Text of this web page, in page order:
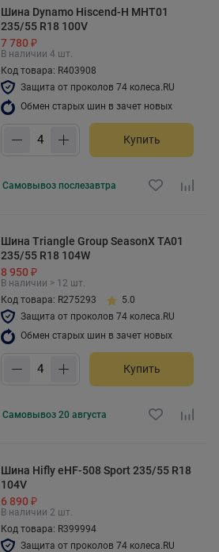
Шина Dynamo Hiscend-H MHT01
235/55 R18 100V
7 780 ₽
В наличии 4 шт.
Код товара: R403908
Защита от проколов 74 колеса.RU
Обмен старых шин в зачет новых
Купить
Самовывоз послезавтра
Шина Triangle Group SeasonX TA01
235/55 R18 104W
8 950 ₽
В наличии > 12 шт.
Код товара: R275293
5.0
Защита от проколов 74 колеса.RU
Обмен старых шин в зачет новых
Купить
Самовывоз 20 августа
Шина Hifly eHF-508 Sport 235/55 R18
104V
6 890 ₽
В наличии 2 шт.
Код товара: R399994
Защита от проколов 74 колеса.RU